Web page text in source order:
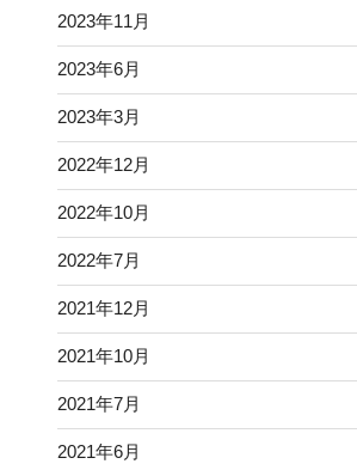
2023年11月
2023年6月
2023年3月
2022年12月
2022年10月
2022年7月
2021年12月
2021年10月
2021年7月
2021年6月